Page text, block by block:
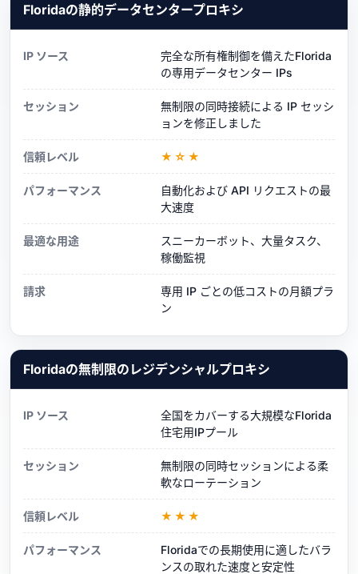
Floridaの静的データセンタープロキシ
IP ソース
完全な所有権制御を備えたFlorida
の専用データセンター IPs
セッション
無制限の同時接続による IP セッシ
ョンを修正しました
信頼レベル ★☆★
パフォーマンス
自動化および API リクエストの最
大速度
最適な用途
スニーカーボット、大量タスク、
稼働監視
請求
専用 IP ごとの低コストの月額プラ
ン
Floridaの無制限のレジデンシャルプロキシ
IP ソース
全国をカバーする大規模なFlorida
住宅用IPプール
セッション
無制限の同時セッションによる柔
軟なローテーション
信頼レベル ★★★
パフォーマンス
Floridaでの長期使用に適したバラ
ンスの取れた速度と安定性